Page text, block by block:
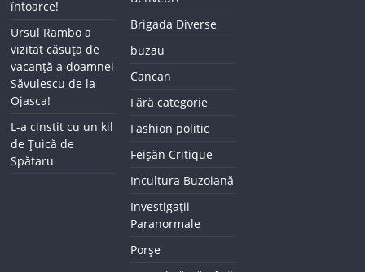
întoarce!
Ursul Rambo a
vizitat căsuța de
vacanță a doamnei
Săvulescu de la
Ojasca!
L-a cinstit cu un kil
de Țuică de
Spătaru
Brigada Diverse
buzau
Cancan
Fără categorie
Fashion politic
Feișăn Critique
Incultura Buzoiană
Investigații
Paranormale
Porșe